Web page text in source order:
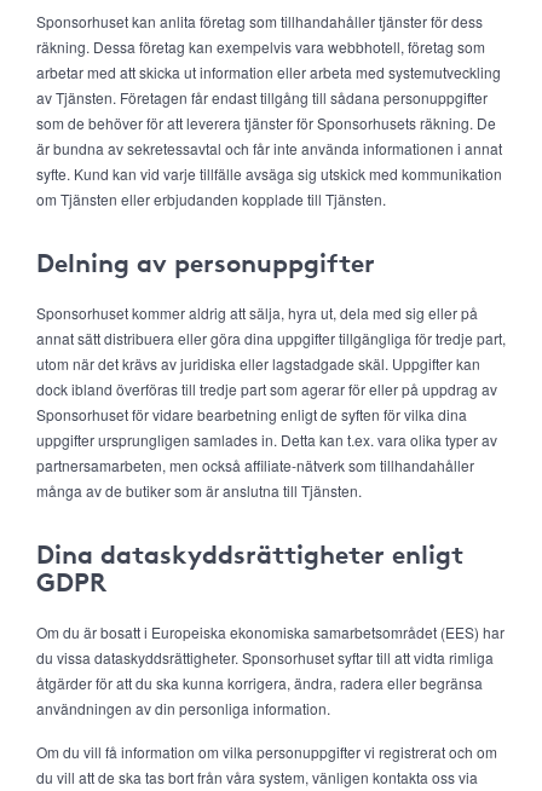
Sponsorhuset kan anlita företag som tillhandahåller tjänster för dess
räkning. Dessa företag kan exempelvis vara webbhotell, företag som
arbetar med att skicka ut information eller arbeta med systemutveckling
av Tjänsten. Företagen får endast tillgång till sådana personuppgifter
som de behöver för att leverera tjänster för Sponsorhusets räkning. De
är bundna av sekretessavtal och får inte använda informationen i annat
syfte. Kund kan vid varje tillfälle avsäga sig utskick med kommunikation
om Tjänsten eller erbjudanden kopplade till Tjänsten.
Delning av personuppgifter
Sponsorhuset kommer aldrig att sälja, hyra ut, dela med sig eller på
annat sätt distribuera eller göra dina uppgifter tillgängliga för tredje part,
utom när det krävs av juridiska eller lagstadgade skäl. Uppgifter kan
dock ibland överföras till tredje part som agerar för eller på uppdrag av
Sponsorhuset för vidare bearbetning enligt de syften för vilka dina
uppgifter ursprungligen samlades in. Detta kan t.ex. vara olika typer av
partnersamarbeten, men också affiliate-nätverk som tillhandahåller
många av de butiker som är anslutna till Tjänsten.
Dina dataskyddsrättigheter enligt
GDPR
Om du är bosatt i Europeiska ekonomiska samarbetsområdet (EES) har
du vissa dataskyddsrättigheter. Sponsorhuset syftar till att vidta rimliga
åtgärder för att du ska kunna korrigera, ändra, radera eller begränsa
användningen av din personliga information.
Om du vill få information om vilka personuppgifter vi registrerat och om
du vill att de ska tas bort från våra system, vänligen kontakta oss via